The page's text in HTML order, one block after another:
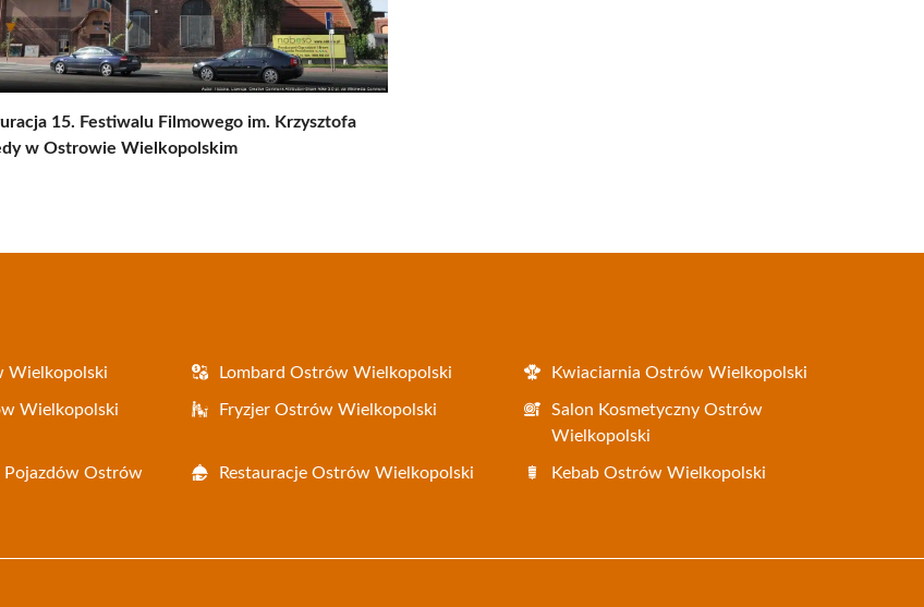
15. Festiwalu Filmowego im. Krzysztofa
w Ostrowie Wielkopolskim
Wielkopolski Lombard Ostrów Wielkopolski Kwiaciarnia Ostrów Wielkopolski
Wielkopolski Fryzjer Ostrów Wielkopolski
Salon Kosmetyczny Ostrów
Wielkopolski
Pojazdów Ostrów
Restauracje Ostrów Wielkopolski Kebab Ostrów Wielkopolski